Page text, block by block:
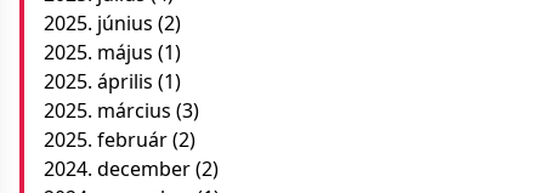
2025. június (2)
2025. május (1)
2025. április (1)
2025. március (3)
2025. február(2)
2024. december(2)